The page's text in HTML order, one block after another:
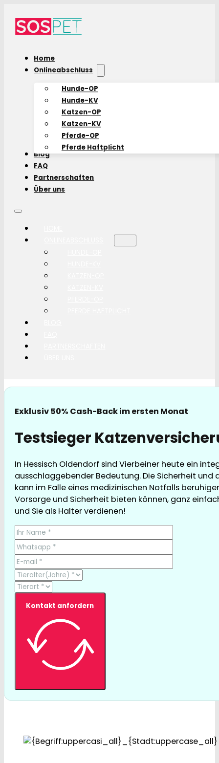
Home
Onlineabschluss
Hunde-OP
Hunde-KV
Katzen-OP
Katzen-KV
Pferde-OP
Pferde Haftplicht
Blog
FAQ
Partnerschaften
Über uns
Exklusiv 50% Cash-Back im ersten Monat
Testsieger
In Hessisch Oldendorf sind Vierbeiner heute ein
ausschlaggebender Bedeutung. Die Sicherheit und
kann im Falle eines medizinischen Notfalls
Vorsorge und Sicherheit bieten können, ganz
und Sie als Halter verdienen!
Kontakt anfordern